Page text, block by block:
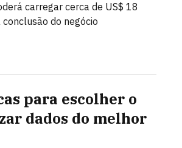
carregar cerca de US$ 18
do negócio
para escolher o
dados do melhor